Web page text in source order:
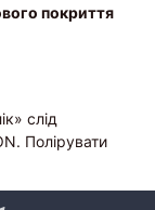
покриття
слід
Полірувати